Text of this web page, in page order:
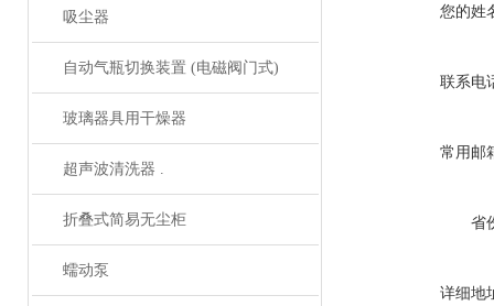
吸尘器
自动气瓶切换装置 (电磁阀门式)
玻璃器具用干燥器
超声波清洗器 .
折叠式简易无尘柜
蠕动泵
您的姓
联系电
常用邮
省
详细地